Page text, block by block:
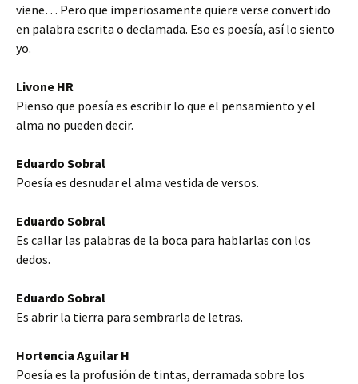
viene… Pero que imperiosamente quiere verse convertido
en palabra escrita o declamada. Eso es poesía, así lo siento
yo.
Livone HR
Pienso que poesía es escribir lo que el pensamiento y el
alma no pueden decir.
Eduardo Sobral
Poesía es desnudar el alma vestida de versos.
Eduardo Sobral
Es callar las palabras de la boca para hablarlas con los
dedos.
Eduardo Sobral
Es abrir la tierra para sembrarla de letras.
Hortencia Aguilar H
Poesía es la profusión de tintas, derramada sobre los